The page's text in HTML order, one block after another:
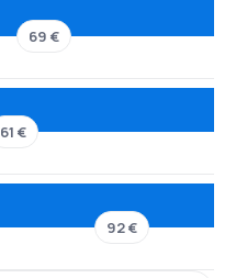
69 €
61 €
92 €